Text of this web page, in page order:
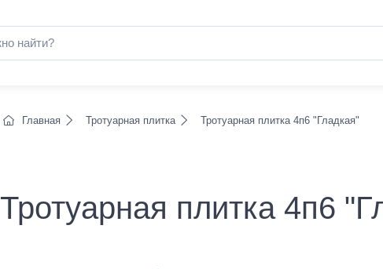
Главная Тротуарная плитка Тротуарная плитка 4п6 "Гладкая"
Тротуарная плитка 4п6